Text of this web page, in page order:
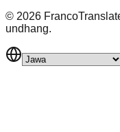
© 2026
undhang.